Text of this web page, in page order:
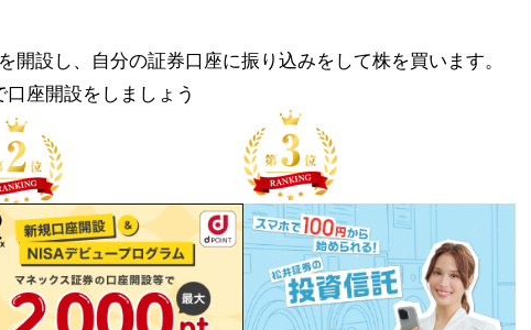
開設し、自分の証券口座に振り込みをして株を買います。
座開設をしましょう